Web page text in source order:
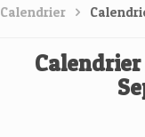
Calendrier